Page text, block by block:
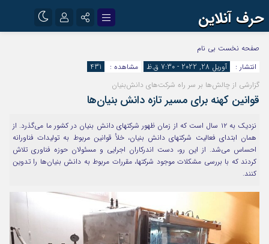
حرف آنلاین
اینستاگرام
آپارات
رمز عبور
مرا به خاطر بسپار
صفحه نخست بی نام
انتشار :
آوریل 28, 2022 - 7:30 ق.ظ مشاهده :
431
گزارشی از چالش‌ها بر سر راه شرکت‌های دانش‌بنیان
قوانین کهنه برای مسیر تازه دانش بنیان‌ها
نزدیک به ۱۲ سال است که از زمان ظهور شرکتهای دانش بنیان در کشور ما می‌گذرد. از
همان ابتدای فعالیت شرکتهای دانش بنیان، خلأ قوانین مربوط به تولیدات فناورانه
احساس می‌شد. از این رو، دست اندرکاران اجرایی و مسئولان حوزه فناوری تلاش
کردند که با بررسی مشکلات موجود شرکتها، مقررات مربوط به دانش بنیان‌ها را تدوین
کنند.